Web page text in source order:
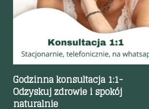
Godzinna konsultacja 1:1-
Odzyskuj zdrowie i spokój
naturalnie